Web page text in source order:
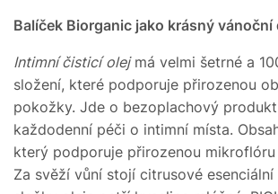
Balíček Biorganic jako krásný vánoční
Intimní čisticí olejmá velmi šetrné a
složení, které podporuje přirozenou
pokožky. Jde o bezoplachový
každodenní péči o intimní místa.
který podporuje přirozenou mikroflóru
Za svěží vůní stojí citrusové